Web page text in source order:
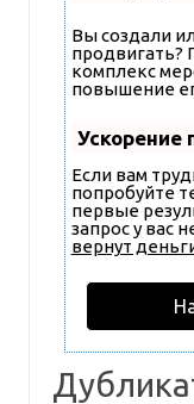
Вы создали
продвигать?
комплекс
повышение
Ускорение
Если вам
попробуйте
первые
запрос у вас
вернут